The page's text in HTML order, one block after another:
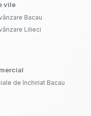
vile
Bacau
Lilieci
de închiriat Bacau